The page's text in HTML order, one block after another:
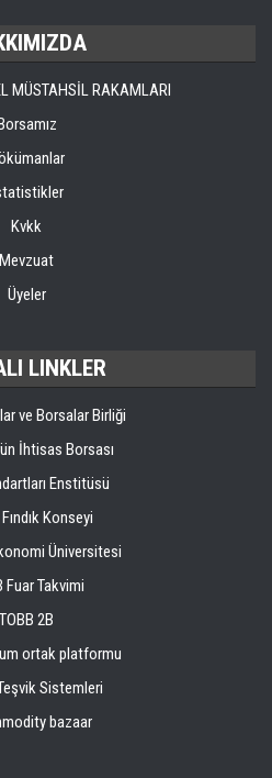
MÜSTAHSİL RAKAMLARI
Kvkk
Mevzuat
Üyeler
LINKLER
ve Borsalar Birliği
İhtisas Borsası
Enstitüsü
Konseyi
Üniversitesi
Fuar Takvimi
TOBB 2B
ortak platformu
Sistemleri
bazaar